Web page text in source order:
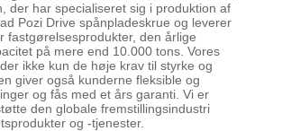
der har specialiseret sig i produktion af
Pozi Drive spånpladeskrue og leverer
fastgørelsesprodukter, den årlige
på mere end 10.000 tons. Vores
ikke kun de høje krav til styrke og
giver også kunderne fleksible og
og fås med et års garanti. Vi er
den globale fremstillingsindustri
og -tjenester.